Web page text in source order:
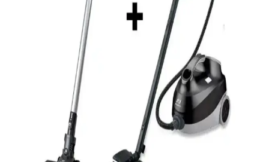
Samsung VC07R302MVR/TR Toz Torbasız
Elektrikli Süpürge Özellikleri ve Kullanım Kılavuzu
Samsung'un hafif ve güçlü toz torbasız elektrikli süpürgesi, HEPA
filtresi ve düşük ses seviyesiyle etkili temizlik sağlar, pratik kullanım
Bosch Elektrikli Süpürge Toz Torbası G ALL Seti
Detaylı İnceleme ve Kullanıcı Yorumları
Bosch G ALL toz torbası seti, yüksek emiş gücü ve çok katmanlı
filtreleme ile hijyen ve verimlilik sağlar. Uzun ömür ve uyumluluk
sunan bu ürün, temizlik performansını artırır ve maliyetleri düşürür.